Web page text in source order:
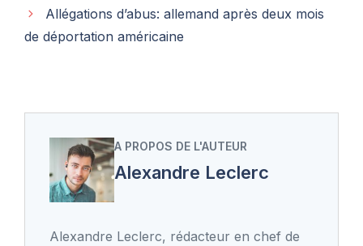
Allégations d’abus: allemand après deux mois
de déportation américaine
A PROPOS DE L'AUTEUR
Alexandre Leclerc
Alexandre Leclerc, rédacteur en chef de